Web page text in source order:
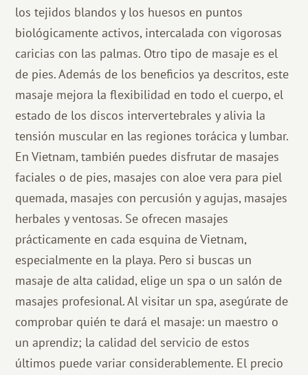
los tejidos blandos y los huesos en puntos
biológicamente activos, intercalada con vigorosas
caricias con las palmas. Otro tipo de masaje es el
de pies. Además de los beneficios ya descritos, este
masaje mejora la flexibilidad en todo el cuerpo, el
estado de los discos intervertebrales y alivia la
tensión muscular en las regiones torácica y lumbar.
En Vietnam, también puedes disfrutar de masajes
faciales o de pies, masajes con aloe vera para piel
quemada, masajes con percusión y agujas, masajes
herbales y ventosas. Se ofrecen masajes
prácticamente en cada esquina de Vietnam,
especialmente en la playa. Pero si buscas un
masaje de alta calidad, elige un spa o un salón de
masajes profesional. Al visitar un spa, asegúrate de
comprobar quién te dará el masaje: un maestro o
un aprendiz; la calidad del servicio de estos
últimos puede variar considerablemente. El precio